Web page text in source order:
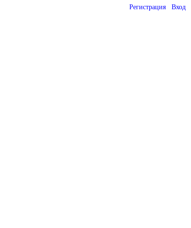
Регистрация Вход